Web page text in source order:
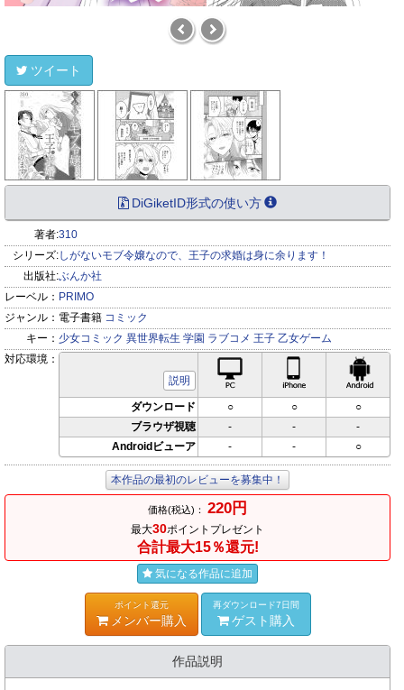
ツイート
DiGiketID形式の使い方
著者:310
シリーズ:しがないモブ令嬢なので、王子の求婚は身に余ります！
出版社:ぶんか社
レーベル： PRIMO
ジャンル： 電子書籍 コミック
キー： 少女コミック 異世界転生 学園 ラブコメ 王子 乙女ゲーム
対応環境：
説明
iPhone対応
ダウンロード ○ ○
○
ブラウザ視聴
- -
-
Androidビューア
- - ○
本作品の最初のレビューを募集中！
価格(税込)： 220円
最大30ポイントプレゼント
合計最大15％還元!
気になる作品に追加
ポイント還元
メンバー購入
再ダウンロード7日間
ゲスト購入
作品説明